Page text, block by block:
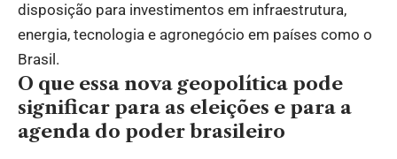
disposição para investimentos em infraestrutura,
energia, tecnologia e agronegócio em países como o
Brasil.
O que essa nova geopolítica pode
significar para as eleições e para a
agenda do poder brasileiro